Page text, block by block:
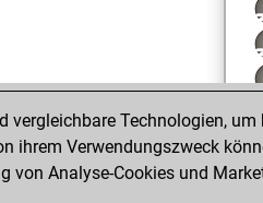
vergleichbare Technologien,
ihrem Verwendungszweck
von Analyse-Cookies und